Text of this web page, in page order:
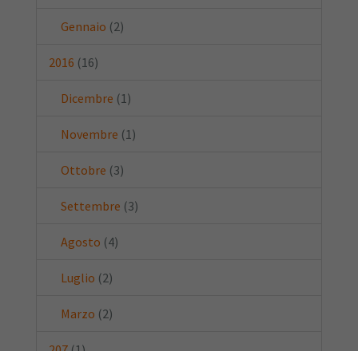
Gennaio (2)
2016 (16)
Dicembre (1)
Novembre (1)
Ottobre (3)
Settembre (3)
Agosto (4)
Luglio (2)
Marzo (2)